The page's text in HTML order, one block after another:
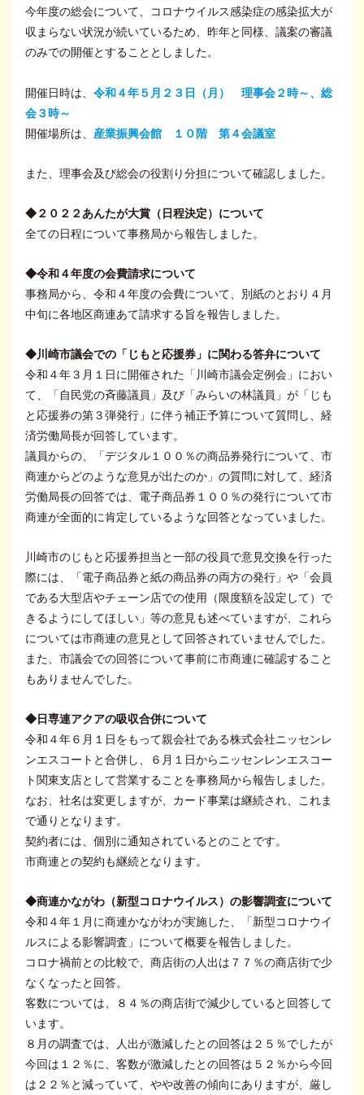
今年度の総会について、コロナウイルス感染症の感染拡大が
収まらない状況が続いているため、昨年と同様、議案の審議
のみでの開催とすることとしました。
開催日時は、 令和４年５月２３日（月） 理事会２時～、総
会３時～
開催場所は、 産業振興会館 １０階 第４会議室
また、理事会及び総会の役割り分担について確認しました。
◆２０２２あんたが大賞（日程決定）について
全ての日程について事務局から報告しました。
◆令和４年度の会費請求について
事務局から、令和４年度の会費について、別紙のとおり４月
中旬に各地区商連あて請求する旨を報告しました。
◆川崎市議会での「じもと応援券」に関わる答弁について
令和４年３月１日に開催された「川崎市議会定例会」におい
て、「自民党の斉藤議員」及び「みらいの林議員」が「じも
と応援券の第３弾発行」に伴う補正予算について質問し、経
済労働局長が回答しています。
議員からの、「デジタル１００％の商品券発行について、市
商連からどのような意見が出たのか」の質問に対して、経済
労働局長の回答では、電子商品券１００％の発行について市
商連が全面的に肯定しているような回答となっていました。
川崎市のじもと応援券担当と一部の役員で意見交換を行った
際には、「電子商品券と紙の商品券の両方の発行」や「会員
である大型店やチェーン店での使用（限度額を設定して）で
きるようにしてほしい」等の意見も述べていますが、これら
については市商連の意見として回答されていませんでした。
また、市議会での回答について事前に市商連に確認すること
もありませんでした。
◆日専連アクアの吸収合併について
令和４年６月１日をもって親会社である株式会社ニッセンレ
ンエスコートと合併し、６月１日からニッセンレンエスコー
ト関東支店として営業することを事務局から報告しました。
なお、社名は変更しますが、カード事業は継続され、これま
で通りとなります。
契約者には、個別に通知されているとのことです。
市商連との契約も継続となります。
◆商連かながわ（新型コロナウイルス）の影響調査について
令和４年１月に商連かながわが実施した、「新型コロナウイ
ルスによる影響調査」について概要を報告しました。
コロナ禍前との比較で、商店街の人出は７７％の商店街で少
なくなったと回答。
客数については、８４％の商店街で減少していると回答して
います。
８月の調査では、人出が激減したとの回答は２５％でしたが
今回は１２％に、客数が激減したとの回答は５２％から今回
は２２％と減っていて、やや改善の傾向にありますが、厳し